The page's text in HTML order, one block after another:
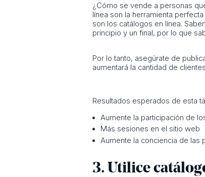
¿Cómo se vende a personas
línea son la herramienta
son los catálogos en línea.
principio y un final, por lo que
Por lo tanto, asegúrate de
aumentará la cantidad de
Resultados esperados de esta
Aumente la participación de
Más sesiones en el sitio web
Aumente la conciencia de las
3. Utilice